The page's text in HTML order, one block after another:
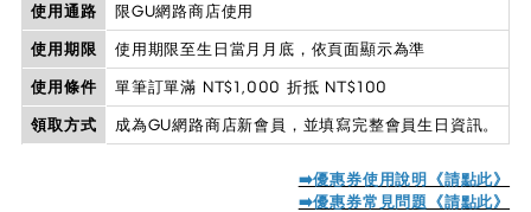
使用通路
限GU網路商店使用
使用期限
使用期限至生日當月月底，依頁面顯示為準
使用條件
單筆訂單滿 NT$1,000 折抵 NT$100
領取方式
成為GU網路商店新會員，並填寫完整會員生日資訊。
➡️優惠券使用說明《請點此》
➡️優惠券常見問題《請點此》